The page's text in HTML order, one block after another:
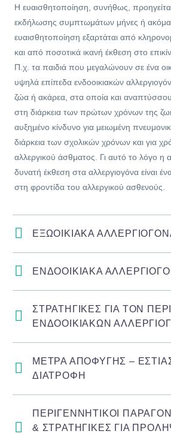
Η ευαισθητοποίηση, συνήθως, προηγείται
εκδήλωσης συμπτωμάτων μήνες ή ακόμα
ευαισθητοποίηση εξαρτάται από
και από ποσοτικά ικανή έκθεση στο
Π.χ. τα παιδιά που μεγαλώνουν σε ένα
υψηλά επίπεδα ενδοοικιακών
ζώα ή ακάρεα, στα οποία και
στη διάρκεια των πρώτων χρόνων της
αυξημένο κίνδυνο για μειωμένη
διάρκεια των σχολικών χρόνων και για
αλλεργικού άσθματος. Γι αυτό το λόγο η
δυνατή έκθεση στα αλλεργιογόνα είναι
στη φροντίδα του αλλεργικού ασθενούς.
ΕΞΩΟΙΚΙΑΚΑ
ΕΝΔΟΟΙΚΙΑΚΑ
ΣΤΡΑΤΗΓΙΚΕΣ ΓΙΑ ΤΟΝ
ΕΝΔΟΟΙΚΙΑΚΩΝ
ΜΕΤΡΑ ΑΠΟΦΥΓΗΣ –
ΔΙΑΤΡΟΦΗ
ΠΕΡΙΓΕΝΝΗΤΙΚΟΙ
& ΣΤΡΑΤΗΓΙΚΕΣ ΓΙΑ